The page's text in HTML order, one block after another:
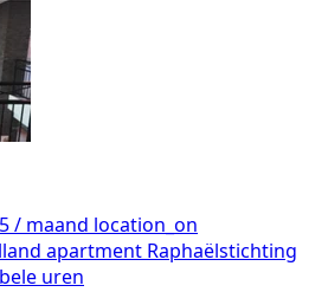
/ maand location_on
apartment Raphaëlstichting
uren